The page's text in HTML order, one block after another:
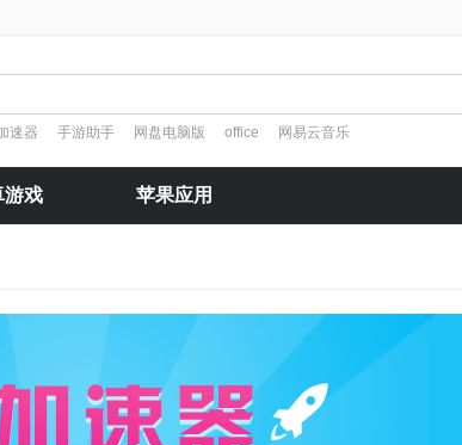
速器 手游助手 网盘电脑版 office 网易云音乐
游戏 苹果应用